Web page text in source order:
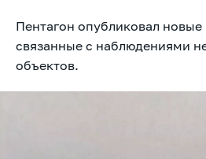
Пентагон опубликовал
связанные с наблюдениями
объектов.